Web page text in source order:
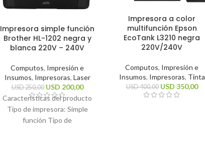
Impresora simple función
Brother HL-1202 negra y
blanca 220V – 240V
Computos, Impresión e
Insumos, Impresoras, Laser
USD250,00 USD 200,00
Características del producto
Tipo de impresora: Simple
función Tipo de
Impresora a color
multifunción Epson
EcoTank L3210 negra
220V/240V
Computos, Impresión e
Insumos, Impresoras, Tinta
USD400,00 USD 350,00